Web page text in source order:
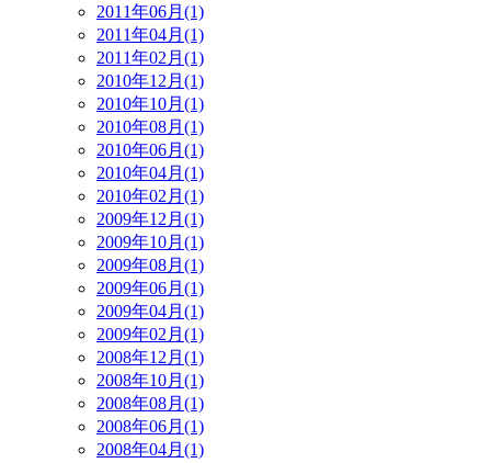
2011年06月(1)
2011年04月(1)
2011年02月(1)
2010年12月(1)
2010年10月(1)
2010年08月(1)
2010年06月(1)
2010年04月(1)
2010年02月(1)
2009年12月(1)
2009年10月(1)
2009年08月(1)
2009年06月(1)
2009年04月(1)
2009年02月(1)
2008年12月(1)
2008年10月(1)
2008年08月(1)
2008年06月(1)
2008年04月(1)